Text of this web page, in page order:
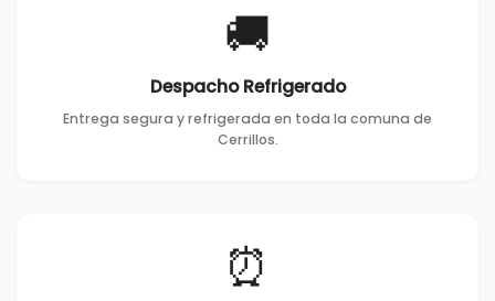
🚚
Despacho Refrigerado
Entrega segura y refrigerada en toda la comuna de
Cerrillos.
⏰